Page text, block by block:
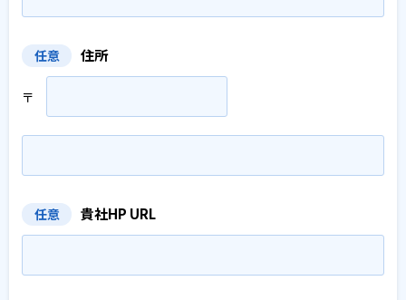
任意 住所
〒
任意 貴社HP URL